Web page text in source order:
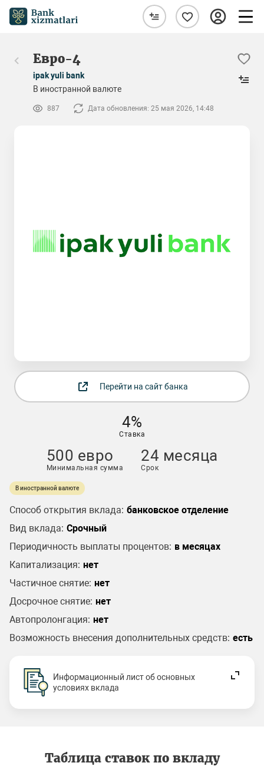
Евро-4
ipak yuli bank
В иностранной валюте
887 Дата обновления: 25 мая 2026, 14:48
Перейти на сайт банка
4%
Ставка
500 евро
Минимальная сумма
24 месяца
Срок
В иностранной валюте
Способ открытия вклада: банковское отделение
Вид вклада: Срочный
Периодичность выплаты процентов: в месяцах
Капитализация: нет
Частичное снятие: нет
Досрочное снятие: нет
Автопролонгация: нет
Возможность внесения дополнительных средств: есть
Информационный лист об основных
условиях вклада
Таблица ставок по вкладу